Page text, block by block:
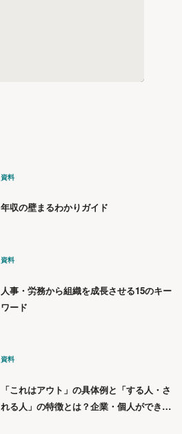
資料
年収の壁まるわかりガイド
資料
人事・労務から組織を成長させる15のキー
ワード
資料
「これはアウト」の具体例と「する人・さ
れる人」の特徴とは？企業・個人ができる